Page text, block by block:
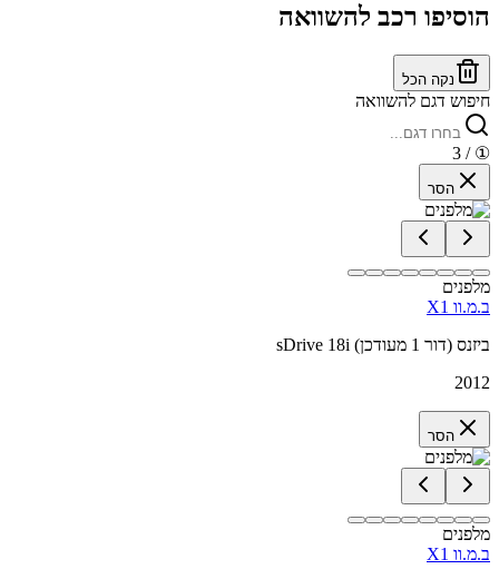
הוסיפו רכב להשוואה
נקה הכל
חיפוש דגם להשוואה
①
/ 3
הסר
מלפנים
ב.מ.וו X1
sDrive 18i ביזנס (דור 1 מעודכן)
2012
הסר
מלפנים
ב.מ.וו X1